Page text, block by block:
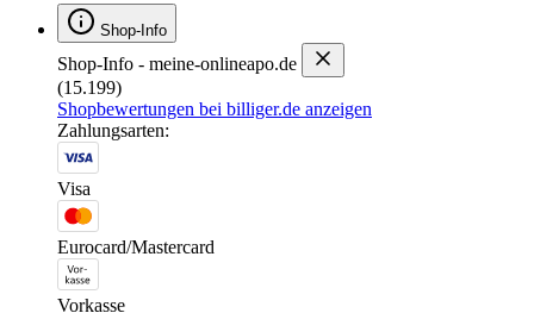
Shop-Info
Shop-Info - meine-onlineapo.de
(15.199)
Shopbewertungen bei billiger.de anzeigen
Zahlungsarten:
Visa
Eurocard/Mastercard
Vorkasse